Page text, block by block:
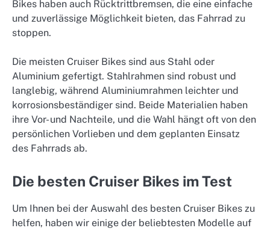
Bikes haben auch Rücktrittbremsen, die eine einfache
und zuverlässige Möglichkeit bieten, das Fahrrad zu
stoppen.
Die meisten Cruiser Bikes sind aus Stahl oder
Aluminium gefertigt. Stahlrahmen sind robust und
langlebig, während Aluminiumrahmen leichter und
korrosionsbeständiger sind. Beide Materialien haben
ihre Vor- und Nachteile, und die Wahl hängt oft von den
persönlichen Vorlieben und dem geplanten Einsatz
des Fahrrads ab.
Die besten Cruiser Bikes im Test
Um Ihnen bei der Auswahl des besten Cruiser Bikes zu
helfen, haben wir einige der beliebtesten Modelle auf